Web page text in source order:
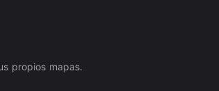
propios mapas.